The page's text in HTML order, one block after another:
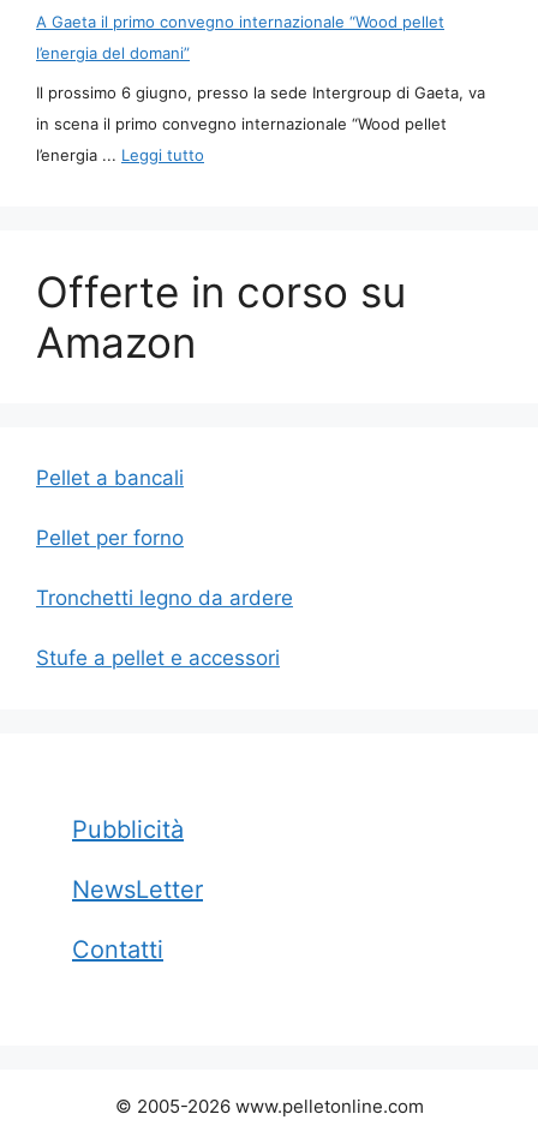
A Gaeta il primo convegno internazionale “Wood pellet
l’energia del domani”
Il prossimo 6 giugno, presso la sede Intergroup di Gaeta, va
in scena il primo convegno internazionale “Wood pellet
l’energia ... Leggi tutto
Offerte in corso su
Amazon
Pellet a bancali
Pellet per forno
Tronchetti legno da ardere
Stufe a pellet e accessori
Pubblicità
NewsLetter
Contatti
© 2005-2026 www.pelletonline.com